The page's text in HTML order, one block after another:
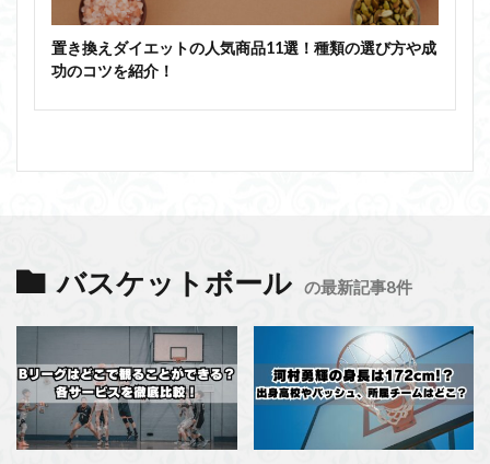
置き換えダイエットの人気商品11選！種類の選び方や成
功のコツを紹介！
バスケットボール の最新記事8件